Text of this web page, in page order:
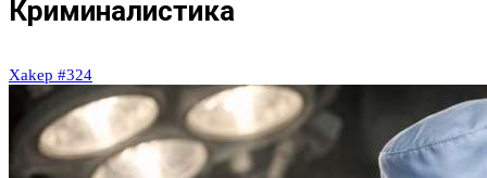
Криминалистика
Xakep #324